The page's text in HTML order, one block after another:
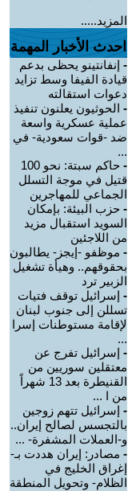
المزيد.....
احدث الأخبار المهمة
- إنفانتينو يحظى بدعم
قيادة الفيفا وسط تزايد
دعوات استقالته
- الحوثيون يعلنون تنفيذ
عملية عسكرية واسعة
ضد -قوات سعودية- في
...
-
حاكم سبتة: نحو 100
قتيل في موجة التسلل
الجماعي للمهاجرين
- حزب البيئة: بإمكان
السويد استقبال مزيد
من اللاجئين
- موظفو -إيجز- يطالبون
بحقوقهم.. وهيأة تشغيل
الزبير ترد
- إسرائيل توقف فتيات
تسللن إلى جنوب لبنان
لإقامة مستوطنات إسرا
...
- إسرائيل تفرج عن
معتقلين سوريين من
القنيطرة بعد 13 شهراً
من ا ...
- إسرائيل تتهم زوجين
بالتجسس لصالح إيران..
و-العملات المشفرة- ...
- مصادر: إيران هددت بـ-
إغراق الخليج في
الظلام- وتحويل المنطقة